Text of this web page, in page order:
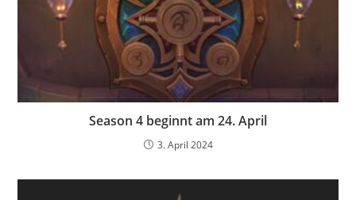
Season 4 beginnt am 24. April
3. April 2024